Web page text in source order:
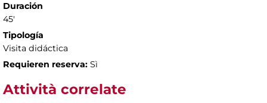
Duración
45'
Tipología
Visita didáctica
Requieren reserva: Sì
Attività correlate